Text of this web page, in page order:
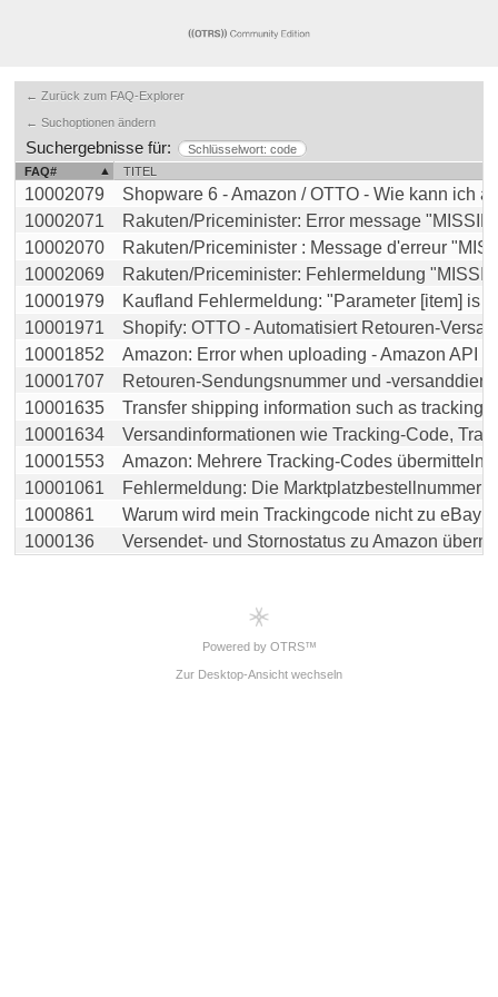
← Zurück zum FAQ-Explorer
← Suchoptionen ändern
Suchergebnisse für:
Schlüsselwort: code
FAQ#
TITEL
10002079
Shopware 6 - Amazon / OTTO - Wie kann ich
10002071
Rakuten/Priceminister: Error message
10002070
Rakuten/Priceminister : Message d'erreur
10002069
Rakuten/Priceminister: Fehlermeldung
10001979
Kaufland Fehlermeldung: "Parameter [item] is
10001971
Shopify: OTTO - Automatisiert Retouren-
10001852
Amazon: Error when uploading - Amazon API
10001707
Retouren-Sendungsnummer und -
10001635
Transfer shipping information such as tracking
10001634
Versandinformationen wie Tracking-Code,
10001553
Amazon: Mehrere Tracking-Codes übermitteln
10001061
Fehlermeldung: Die Marktplatzbestellnummer
1000861
Warum wird mein Trackingcode nicht zu eBay
1000136
Versendet- und Stornostatus zu Amazon
Powered by OTRS™
Zur Desktop-Ansicht wechseln